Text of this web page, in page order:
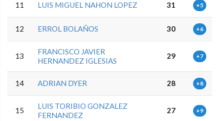
11 LUIS MIGUEL NAHON LOPEZ 31 +5
12 ERROL BOLAÑOS 30 +6
13
FRANCISCO JAVIER
HERNANDEZ IGLESIAS
29 +7
14 ADRIAN DYER 28 +8
15
LUIS TORIBIO GONZALEZ
FERNANDEZ
27 +9